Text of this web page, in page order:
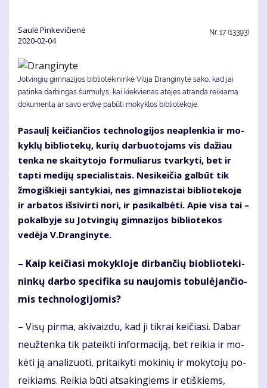
Saulė Pinkevičienė
2020-02-04
Nr. 17 (13393)
Jotvingių gimnazijos bibliotekininkė Vilija Dranginytė sako, kad jai
patinka darbingas šurmulys, kai kiekvienas atėjęs atranda reikiamą
dokumentą ar savo erdvę pabūti mokyklos bibliotekoje.
Pa­sau­lį kei­čian­čios tech­no­lo­gi­jos ne­ap­len­kia ir mo­
kyk­lų bib­lio­te­kų, ku­rių dar­buo­to­jams vis da­žiau
ten­ka ne skai­ty­to­jo for­mu­lia­rus tvar­ky­ti, bet ir
tap­ti me­di­jų spe­cia­lis­tais. Ne­si­kei­čia gal­būt tik
žmo­giš­kie­ji san­ty­kiai, nes gim­na­zis­tai bib­lio­te­ko­je
ir ar­ba­tos iš­si­vir­ti no­ri, ir pa­si­kal­bė­ti. Apie vi­sa tai –
po­kal­by­je su Jot­vin­gių gim­na­zi­jos bib­lio­te­kos
vedėja V.Dran­gi­ny­te.
– Kaip kei­čia­si mo­kyk­lo­je dir­ban­čių biob­lio­te­ki­
nin­kų dar­bo spe­ci­fi­ka su nau­jo­mis to­bu­lė­jan­čio­
mis tech­no­lo­gi­jo­mis?
– Vi­sų pir­ma, aki­vaiz­du, kad ji tik­rai kei­čia­si. Da­bar
ne­už­ten­ka tik pa­teik­ti in­for­ma­ci­ją, bet rei­kia ir mo­
kė­ti ją ana­li­zuo­ti, pri­tai­ky­ti mo­ki­nių ir mo­ky­to­jų po­
rei­kiams. Rei­kia bū­ti at­sa­kin­giems ir etiš­kiems,